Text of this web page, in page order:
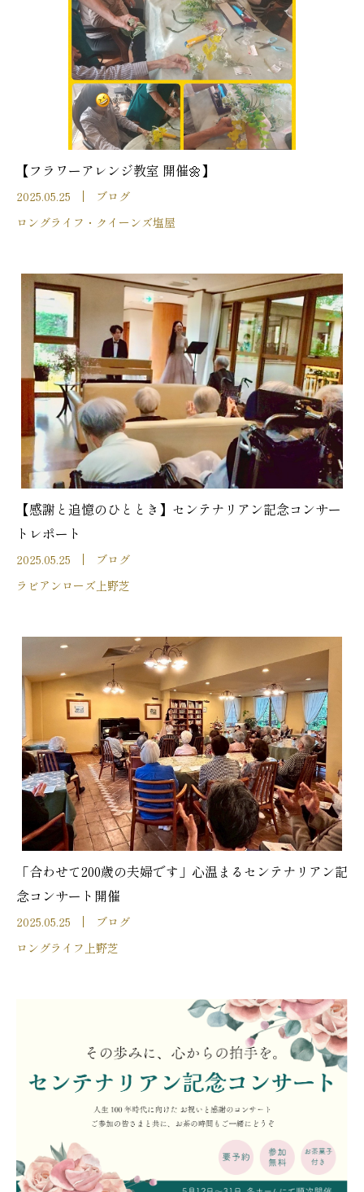
【フラワーアレンジ教室 開催🌼】
2025.05.25
ブログ
ロングライフ・クイーンズ塩屋
【感謝と追憶のひととき】センテナリアン記念コンサー
トレポート
2025.05.25
ブログ
ラビアンローズ上野芝
「合わせて200歳の夫婦です」心温まるセンテナリアン記
念コンサート開催
2025.05.25
ブログ
ロングライフ上野芝